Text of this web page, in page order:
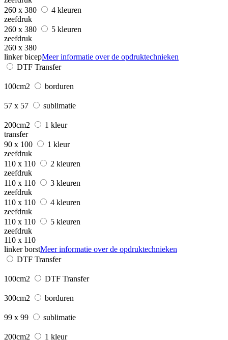
260 x 380
4 kleuren
zeefdruk
260 x 380
5 kleuren
zeefdruk
260 x 380
linker bicepMeer informatie over de opdruktechnieken
DTF Transfer
100cm2 borduren
57 x 57 sublimatie
200cm2
1 kleur
transfer
90 x 100
1 kleur
zeefdruk
110 x 110
2 kleuren
zeefdruk
110 x 110
3 kleuren
zeefdruk
110 x 110
4 kleuren
zeefdruk
110 x 110
5 kleuren
zeefdruk
110 x 110
linker borstMeer informatie over de opdruktechnieken
DTF Transfer
100cm2 DTF Transfer
300cm2 borduren
99 x 99 sublimatie
200cm2
1 kleur